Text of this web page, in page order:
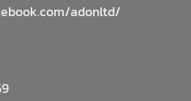
adonltd/